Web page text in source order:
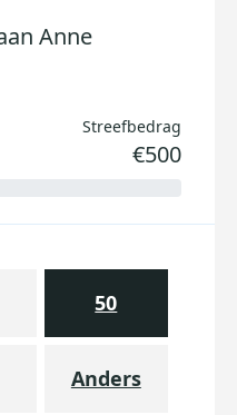
Anne
Streefbedrag
€500
50
Anders